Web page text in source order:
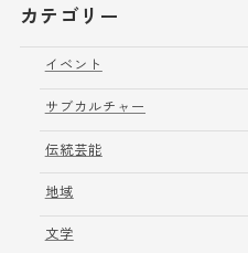
カテゴリー
イベント
サブカルチャー
伝統芸能
地域
文学